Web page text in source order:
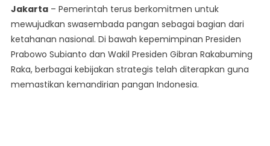
Swasembada
Pangan
Jakarta– Pemerintah terus berkomitmen untuk
mewujudkan swasembada pangan sebagai bagian dari
ketahanan nasional. Di bawah kepemimpinan Presiden
Prabowo Subianto dan Wakil Presiden Gibran Rakabuming
Raka, berbagai kebijakan strategis telah diterapkan guna
memastikan kemandirian pangan Indonesia.